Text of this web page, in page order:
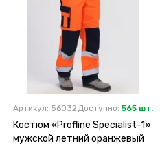
Артикул: 56032 Доступно: 565 шт.
Костюм «Profline Specialist-1»
мужской летний оранжевый